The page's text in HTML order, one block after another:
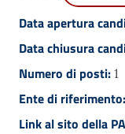
Data apertura
Data chiusura
Numero di posti: 1
Ente di riferimento:
Link al sito della